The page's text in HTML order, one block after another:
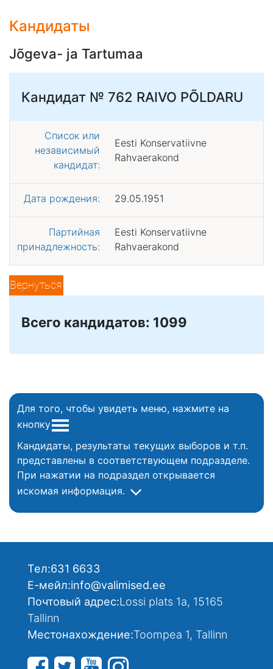
Кандидаты
Jõgeva- ja Tartumaa
Кандидат № 762 RAIVO PÕLDARU
Список или
независимый
кандидат:
Eesti Konservatiivne
Rahvaerakond
Дата рождения: 29.05.1951
Партийная
принадлежность:
Eesti Konservatiivne
Rahvaerakond
Вернуться
Всего кандидатов: 1099
Для того, чтобы увидеть меню, нажмите на
кнопку
Кандидаты, результаты текущих выборов и т.п.
представлены в соответствующем подразделе.
При нажатии на подраздел открывается
искомая информация.
Тел:631 6633
Е-мейл:info@valimised.ee
Почтовый адрес:Lossi plats 1a, 15165
Tallinn
Местонахождение:Toompea 1, Tallinn